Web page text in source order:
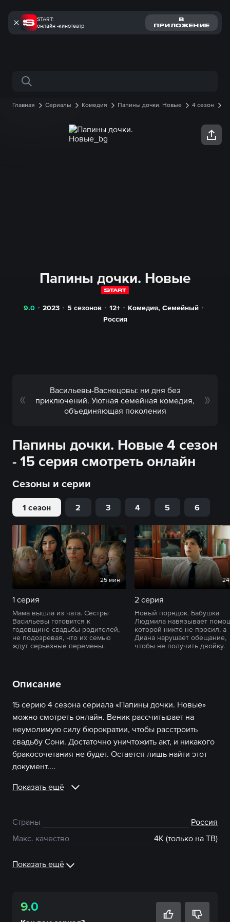
START:
онлайн -кинотеатр
В
ПРИЛОЖЕНИЕ
Поиск по сайту
Главная Сериалы Комедия Папины дочки. Новые
4 сезон
Папины дочки. Новые
9.0 2023 5 сезонов 12+ Комедия,Семейный
Россия
Васильевы-Васнецовы: ни дня без
приключений. Уютная семейная комедия,
объединяющая поколения
Папины дочки. Новые 4 сезон
- 15 серия смотреть онлайн
Сезоны и серии
1 сезон 2 3 4 5 6
25 мин
1 серия
Мама вышла из чата. Сестры
Васильевы готовится к
годовщине свадьбы родителей,
не подозревая, что их семью
ждут серьезные перемены.
2 серия
Новый порядок. Бабушка
Людмила навязывает
которой никто не просил, а
Диана нарушает обещание,
чтобы не получить двойку.
Описание
15 серию 4 сезона сериала «Папины дочки. Новые»
можно смотреть онлайн. Веник рассчитывает на
неумолимую силу бюрократии, чтобы расстроить
свадьбу Сони. Достаточно уничтожить акт, и никакого
бракосочетания не будет. Остается лишь найти этот
документ....
Показать ещё
Страны
Россия
Макс. качество
4К (только на ТВ)
Показать ещё
9.0